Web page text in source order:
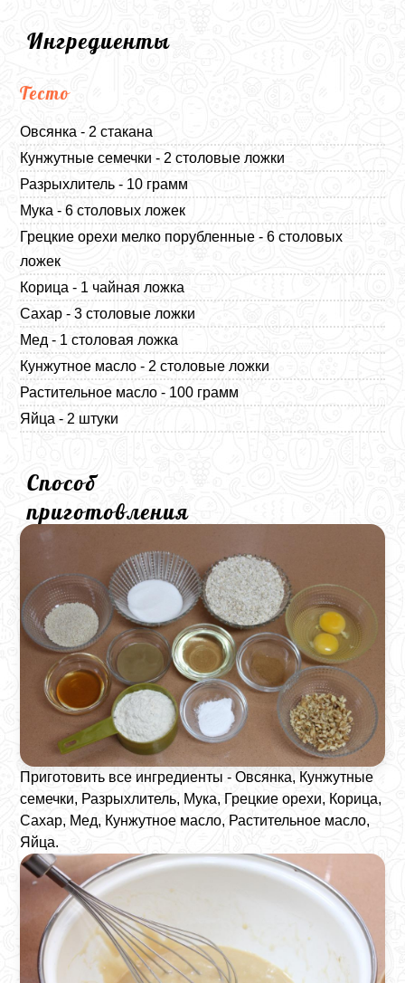
Ингредиенты
Тесто
Овсянка - 2 стакана
Кунжутные семечки - 2 столовые ложки
Разрыхлитель - 10 грамм
Мука - 6 столовых ложек
Грецкие орехи мелко порубленные - 6 столовых
ложек
Корица - 1 чайная ложка
Сахар - 3 столовые ложки
Мед - 1 столовая ложка
Кунжутное масло - 2 столовые ложки
Растительное масло - 100 грамм
Яйца - 2 штуки
Способ
приготовления
Приготовить все ингредиенты - Овсянка, Кунжутные
семечки, Разрыхлитель, Мука, Грецкие орехи, Корица,
Сахар, Мед, Кунжутное масло, Растительное масло,
Яйца.